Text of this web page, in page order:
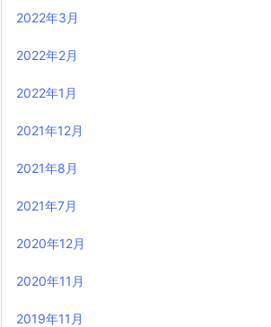
2022年3月
2022年2月
2022年1月
2021年12月
2021年8月
2021年7月
2020年12月
2020年11月
2019年11月